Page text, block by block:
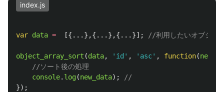
index.js
var data = [{...},{...},{...}]; //利用したいオブジェ
object_array_sort (data, ' id ' , ' asc' , function(
//ソート後の処理
console. log(new_data);
//
});